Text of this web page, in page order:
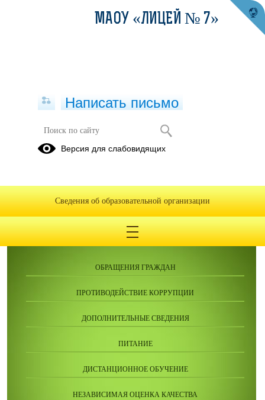
Введение ФООП
ОБРАЩЕНИЯ ГРАЖДАН
ПРОТИВОДЕЙСТВИЕ КОРРУПЦИИ
ДОПОЛНИТЕЛЬНЫЕ СВЕДЕНИЯ
ПИТАНИЕ
ДИСТАНЦИОННОЕ ОБУЧЕНИЕ
НЕЗАВИСИМАЯ ОЦЕНКА КАЧЕСТВА
МАОУ «ЛИЦЕЙ № 7»
Написать письмо
Версия для слабовидящих
Сведения об образовательной организации